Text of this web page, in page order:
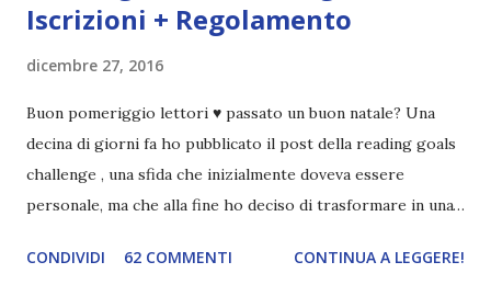
Iscrizioni + Regolamento
dicembre 27, 2016
Buon pomeriggio lettori ♥ passato un buon natale? Una
decina di giorni fa ho pubblicato il post della reading goals
challenge , una sfida che inizialmente doveva essere
personale, ma che alla fine ho deciso di trasformare in una
persone interessate. E quindi eccomi qui con il post delle
CONDIVIDI 62 COMMENTI CONTINUA A LEGGERE!